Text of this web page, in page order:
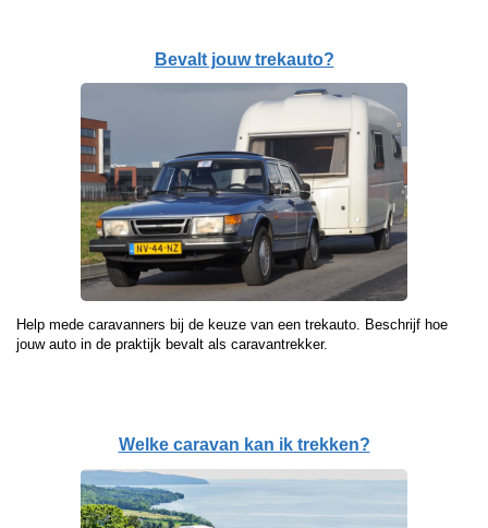
Bevalt jouw trekauto?
Help mede caravanners bij de keuze van een trekauto. Beschrijf hoe
jouw auto in de praktijk bevalt als caravantrekker.
Welke caravan kan ik trekken?